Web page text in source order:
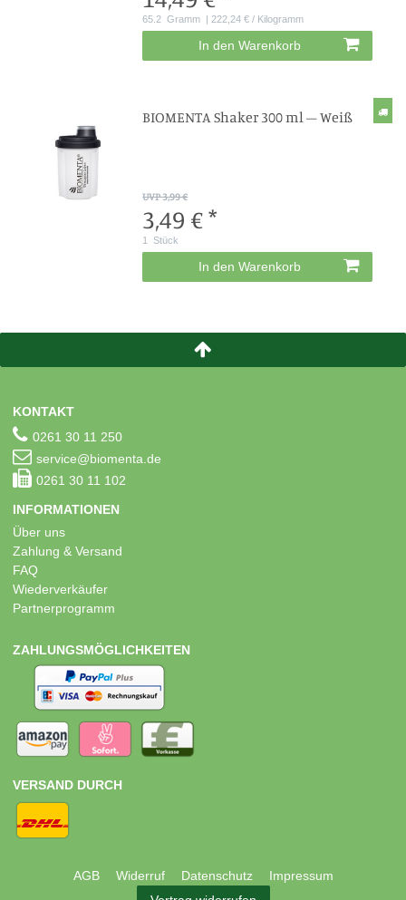
65.2 Gramm | 222,24 € / Kilogramm
In den Warenkorb
BIOMENTA Shaker 300 ml – Weiß
UVP 3,99 €
3,49 € *
1 Stück
In den Warenkorb
KONTAKT
0261 30 11 250
service@biomenta.de
0261 30 11 102
INFORMATIONEN
Über uns
Zahlung & Versand
FAQ
Wiederverkäufer
Partnerprogramm
ZAHLUNGSMÖGLICHKEITEN
VERSAND DURCH
AGB Widerruf Datenschutz
Impressum